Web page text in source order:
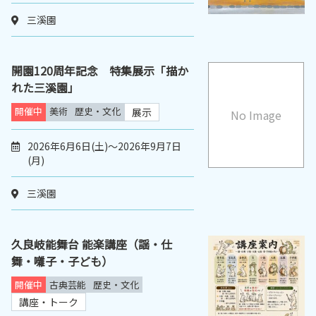
三溪園
No Image
開園120周年記念 特集展示「描か
れた三溪園」
開催中 美術 歴史・文化 展示
2026年6月6日(土)～2026年9月7日
(月)
三溪園
久良岐能舞台 能楽講座（謡・仕
舞・囃子・子ども）
開催中 古典芸能 歴史・文化
講座・トーク